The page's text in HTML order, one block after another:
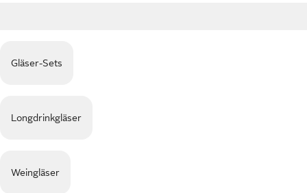
Gläser-Sets
Longdrinkgläser
Weingläser